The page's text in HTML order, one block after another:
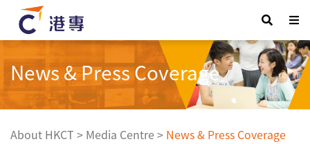
News & Press Coverage
About HKCT > Media Centre > News & Press Coverage